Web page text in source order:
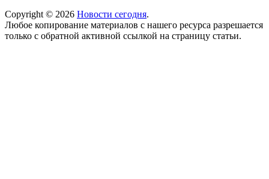
Copyright © 2026 Новости сегодня.
Любое копирование материалов с нашего ресурса разрешается
только с обратной активной ссылкой на страницу статьи.